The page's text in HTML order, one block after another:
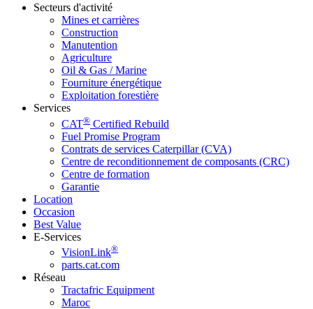
Secteurs d'activité
Mines et carrières
Construction
Manutention
Agriculture
Oil & Gas / Marine
Fourniture énergétique
Exploitation forestière
Services
CAT® Certified Rebuild
Fuel Promise Program
Contrats de services Caterpillar (CVA)
Centre de reconditionnement de composants (CRC)
Centre de formation
Garantie
Location
Occasion
Best Value
E-Services
VisionLink®
parts.cat.com
Réseau
Tractafric Equipment
Maroc